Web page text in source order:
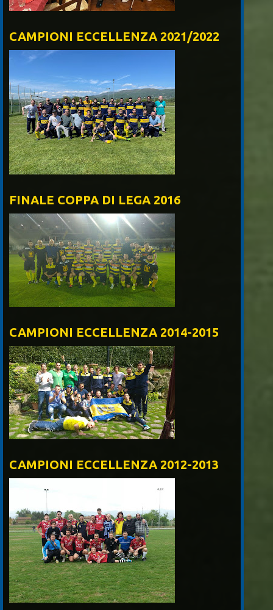
CAMPIONI ECCELLENZA 2021/2022
FINALE COPPA DI LEGA 2016
CAMPIONI ECCELLENZA 2014-2015
CAMPIONI ECCELLENZA 2012-2013